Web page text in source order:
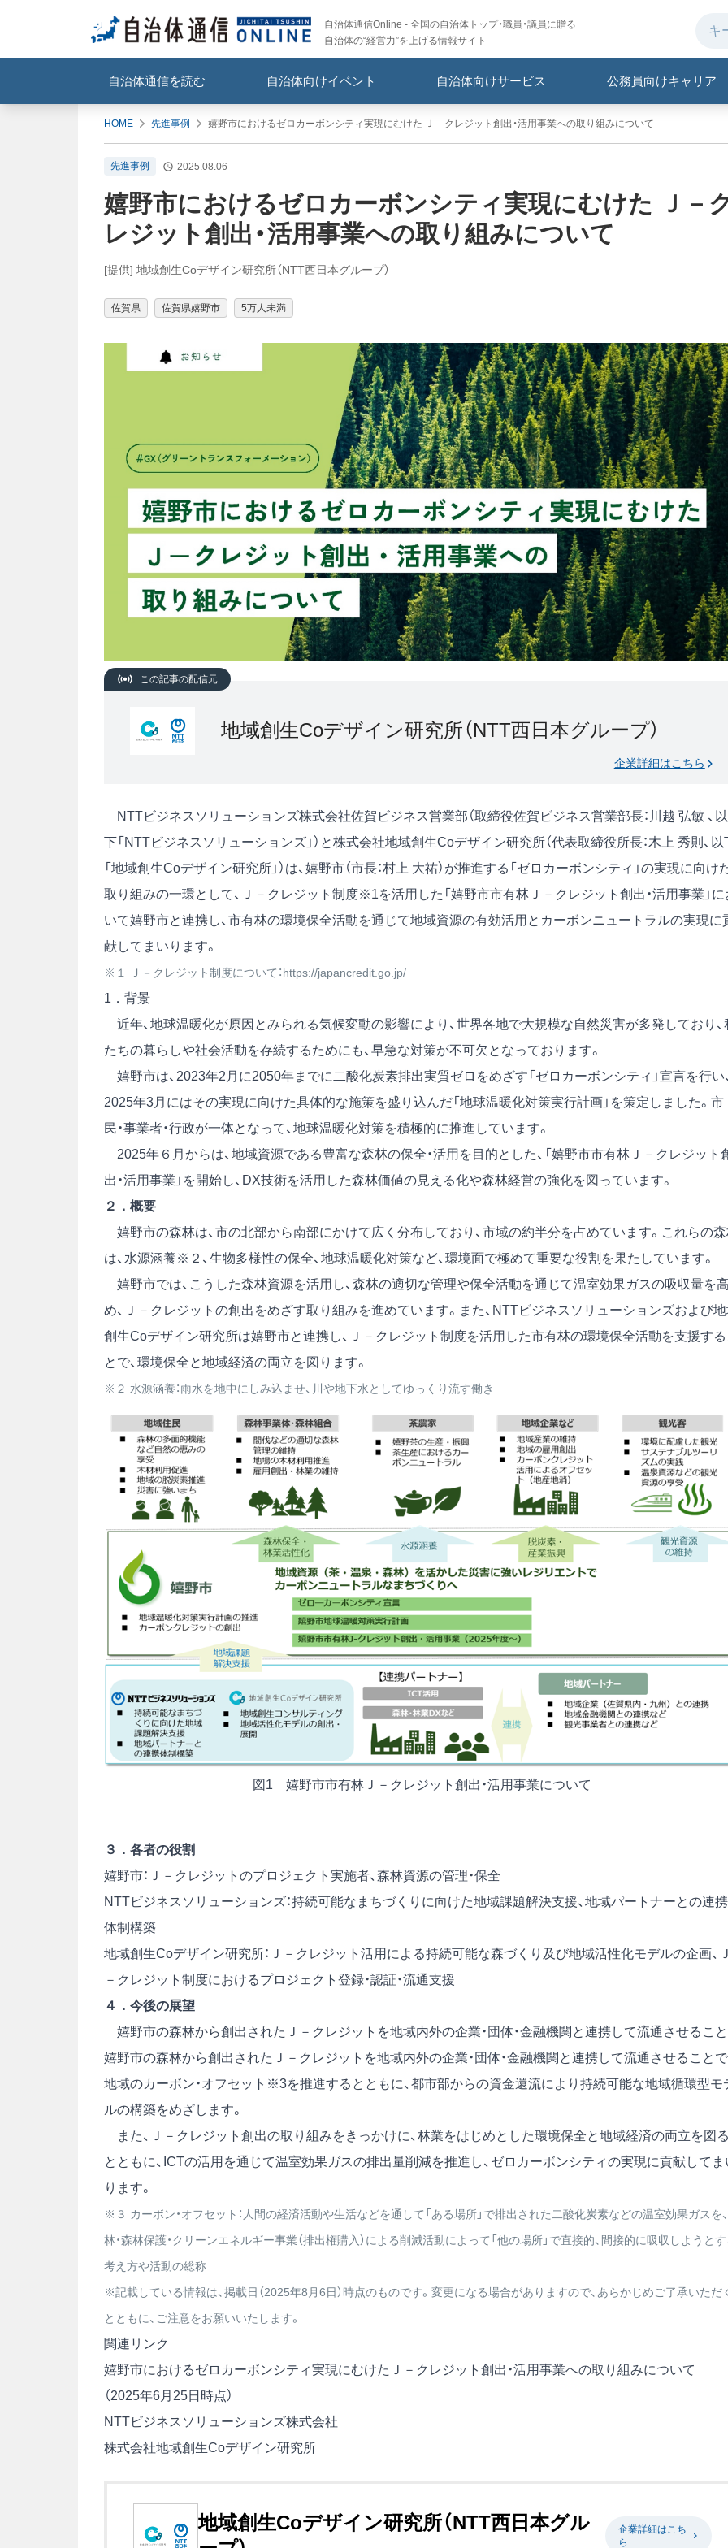
自治体通信Online - 全国の自治体トップ・職員・議員に贈る
自治体の“経営力”を上げる情報サイト
自治体通信を読む 自治体向けイベント 自治体向けサービス 公務員向けキャリア
HOME 先進事例 嬉野市におけるゼロカーボンシティ実現にむけた Ｊ－クレジット創出・活用事業への取り組みについて
先進事例 2025.08.06
嬉野市におけるゼロカーボンシティ実現にむけた Ｊ－
レジット創出・活用事業への取り組みについて
[提供] 地域創生Coデザイン研究所（NTT西日本グループ）
佐賀県 佐賀県嬉野市 5万人未満
この記事の配信元
地域創生Coデザイン研究所（NTT西日本グループ）
企業詳細はこちら
NTTビジネスソリューションズ株式会社佐賀ビジネス営業部（取締役佐賀ビジネス営業部長：川越 弘敏 、以
下「NTTビジネスソリューションズ」）と株式会社地域創生Coデザイン研究所（代表取締役所長：木上 秀則、以
「地域創生Coデザイン研究所」）は、嬉野市（市長：村上 大祐）が推進する「ゼロカーボンシティ」の実現に向け
取り組みの一環として、Ｊ－クレジット制度※1を活用した「嬉野市市有林Ｊ－クレジット創出・活用事業」に
いて嬉野市と連携し、市有林の環境保全活動を通じて地域資源の有効活用とカーボンニュートラルの実現に
献してまいります。
※１ Ｊ－クレジット制度について：https://japancredit.go.jp/
1．背景
近年、地球温暖化が原因とみられる気候変動の影響により、世界各地で大規模な自然災害が多発しており、
たちの暮らしや社会活動を存続するためにも、早急な対策が不可欠となっております。
嬉野市は、2023年2月に2050年までに二酸化炭素排出実質ゼロをめざす「ゼロカーボンシティ」宣言を行い、
2025年3月にはその実現に向けた具体的な施策を盛り込んだ「地球温暖化対策実行計画」を策定しました。市
民・事業者・行政が一体となって、地球温暖化対策を積極的に推進しています。
2025年６月からは、地域資源である豊富な森林の保全・活用を目的とした、「嬉野市市有林Ｊ－クレジット
出・活用事業」を開始し、DX技術を活用した森林価値の見える化や森林経営の強化を図っています。
２．概要
嬉野市の森林は、市の北部から南部にかけて広く分布しており、市域の約半分を占めています。これらの
は、水源涵養※２、生物多様性の保全、地球温暖化対策など、環境面で極めて重要な役割を果たしています。
嬉野市では、こうした森林資源を活用し、森林の適切な管理や保全活動を通じて温室効果ガスの吸収量を高
め、Ｊ－クレジットの創出をめざす取り組みを進めています。また、NTTビジネスソリューションズおよび
創生Coデザイン研究所は嬉野市と連携し、Ｊ－クレジット制度を活用した市有林の環境保全活動を支援する
とで、環境保全と地域経済の両立を図ります。
※２ 水源涵養：雨水を地中にしみ込ませ、川や地下水としてゆっくり流す働き
図1 嬉野市市有林Ｊ－クレジット創出・活用事業について
３．各者の役割
嬉野市：Ｊ－クレジットのプロジェクト実施者、森林資源の管理・保全
NTTビジネスソリューションズ：持続可能なまちづくりに向けた地域課題解決支援、地域パートナーとの連携
体制構築
地域創生Coデザイン研究所：Ｊ－クレジット活用による持続可能な森づくり及び地域活性化モデルの企画、Ｊ
－クレジット制度におけるプロジェクト登録・認証・流通支援
４．今後の展望
嬉野市の森林から創出されたＪ－クレジットを地域内外の企業・団体・金融機関と連携して流通させること
嬉野市の森林から創出されたＪ－クレジットを地域内外の企業・団体・金融機関と連携して流通させることで
地域のカーボン・オフセット※3を推進するとともに、都市部からの資金還流により持続可能な地域循環型モ
ルの構築をめざします。
また、Ｊ－クレジット創出の取り組みをきっかけに、林業をはじめとした環境保全と地域経済の両立を図る
とともに、ICTの活用を通じて温室効果ガスの排出量削減を推進し、ゼロカーボンシティの実現に貢献してま
ります。
※３ カーボン・オフセット：人間の経済活動や生活などを通して「ある場所」で排出された二酸化炭素などの温室効果ガスを
林・森林保護・クリーンエネルギー事業（排出権購入）による削減活動によって「他の場所」で直接的、間接的に吸収しようとす
考え方や活動の総称
※記載している情報は、掲載日（2025年8月6日）時点のものです。変更になる場合がありますので、あらかじめご了承いただ
とともに、ご注意をお願いいたします。
関連リンク
嬉野市におけるゼロカーボンシティ実現にむけたＪ－クレジット創出・活用事業への取り組みについて
（2025年6月25日時点）
NTTビジネスソリューションズ株式会社
株式会社地域創生Coデザイン研究所
地域創生Coデザイン研究所（NTT西日本グル
企業詳細はこち
ら